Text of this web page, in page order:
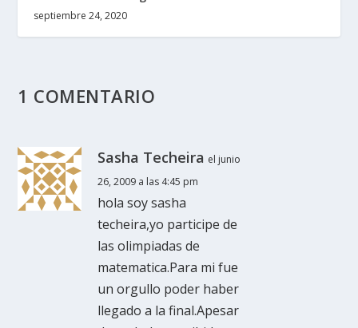
septiembre 24, 2020
1 COMENTARIO
Sasha Techeira el junio
26, 2009 a las 4:45 pm
hola soy sasha
techeira,yo participe de
las olimpiadas de
matematica.Para mi fue
un orgullo poder haber
llegado a la final.Apesar